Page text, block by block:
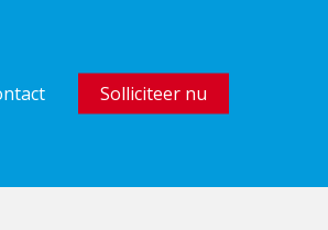
Solliciteer nu